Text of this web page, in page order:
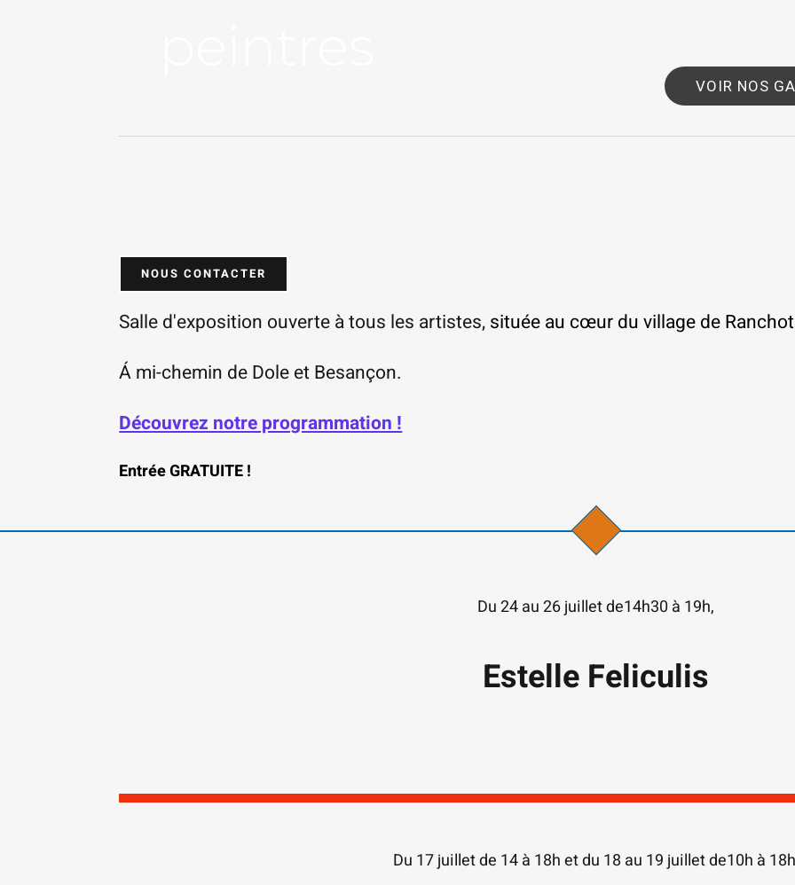
VOIR NOS
NOUS CONTACTER
Salle d'exposition ouverte à tous les artistes,située au cœurdu village de
Á mi-chemin de Dole et Besançon.
Découvrez notre programmation !
Entrée GRATUITE !
Du 24 au 26 juillet de14h30 à 19h,
Estelle Feliculis
Du 17 juillet de 14 à 18h et du 18 au 19 juillet de10h à